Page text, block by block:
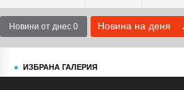
Новини от днес 0 Новина на деня
ИЗБРАНА ГАЛЕРИЯ